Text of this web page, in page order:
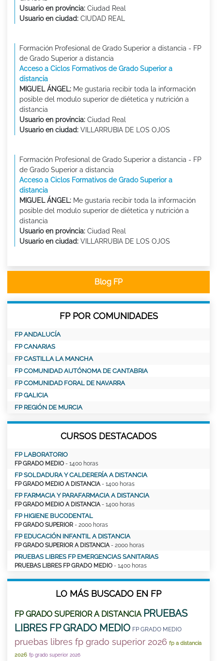
Usuario en provincia: Ciudad Real
Usuario en ciudad: CIUDAD REAL
Formación Profesional de Grado Superior a distancia - FP
de Grado Superior a distancia
Acceso a Ciclos Formativos de Grado Superior a
distancia
MIGUEL ÁNGEL: Me gustaria recibir toda la información
posible del modulo superior de diétetica y nutrición a
distancia
Usuario en provincia: Ciudad Real
Usuario en ciudad: VILLARRUBIA DE LOS OJOS
Formación Profesional de Grado Superior a distancia - FP
de Grado Superior a distancia
Acceso a Ciclos Formativos de Grado Superior a
distancia
MIGUEL ÁNGEL: Me gustaria recibir toda la información
posible del modulo superior de diétetica y nutrición a
distancia
Usuario en provincia: Ciudad Real
Usuario en ciudad: VILLARRUBIA DE LOS OJOS
Blog FP
FP POR COMUNIDADES
FP ANDALUCÍA
FP CANARIAS
FP CASTILLA LA MANCHA
FP COMUNIDAD AUTÓNOMA DE CANTABRIA
FP COMUNIDAD FORAL DE NAVARRA
FP GALICIA
FP REGIÓN DE MURCIA
CURSOS DESTACADOS
FP LABORATORIO
FP GRADO MEDIO - 1400 horas
FP SOLDADURA Y CALDERERÍA A DISTANCIA
FP GRADO MEDIO A DISTANCIA - 1400 horas
FP FARMACIA Y PARAFARMACIA A DISTANCIA
FP GRADO MEDIO A DISTANCIA - 1400 horas
FP HIGIENE BUCODENTAL
FP GRADO SUPERIOR - 2000 horas
FP EDUCACIÓN INFANTIL A DISTANCIA
FP GRADO SUPERIOR A DISTANCIA - 2000 horas
PRUEBAS LIBRES FP EMERGENCIAS SANITARIAS
PRUEBAS LIBRES FP GRADO MEDIO - 1400 horas
LO MÁS BUSCADO EN FP
FP GRADO SUPERIOR A DISTANCIA PRUEBAS
LIBRES FP GRADO MEDIO FP GRADO MEDIO
pruebas libres fp grado superior 2026 fp a distancia
2026 fp grado superior 2026